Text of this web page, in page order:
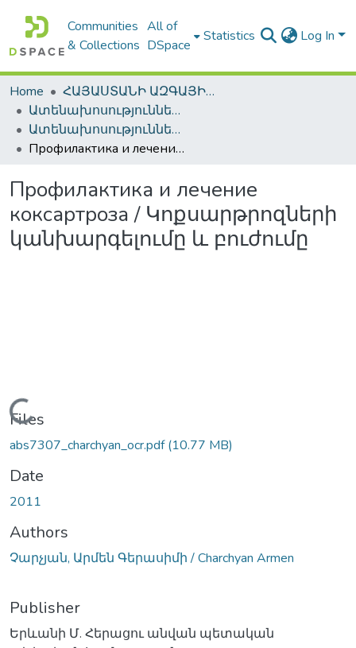
Communities
& Collections
All of
DSpace
Statistics Log In
Home
ՀԱՅԱՍՏԱՆԻ ԱԶԳԱՅԻՆ ԳՐԱԴԱՐԱՆԻ ԹՎԱՅԻՆ ՊԱՀՈՑ / DIGITAL REPOSITORY OF NLA
Ատենախոսություններ և սեղմագրեր / Theses & Abstracts
Ատենախոսություններ և սեղմագրեր / Theses & Abstracts
Профилактика и лечение коксартроза / Կոքսարթրոզների կանխարգելումը և բուժումը
Профилактика и лечение
коксартроза / Կոքսարթրոզների
կանխարգելումը և բուժումը
Loading...
Files
abs7307_charchyan_ocr.pdf(10.77 MB)
Date
2011
Authors
Չարչյան, Արմեն Գերասիմի / Charchyan Armen
Publisher
Երևանի Մ. Հերացու անվան պետական